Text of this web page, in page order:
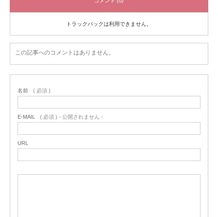
トラックバックは利用できません。
この記事へのコメントはありません。
名前 ( 必須 )
E-MAIL ( 必須 ) - 公開されません -
URL